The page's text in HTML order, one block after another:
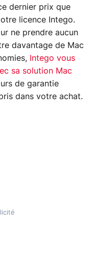
dernier prix que
licence Intego.
ne prendre aucun
davantage de Mac
Intego vous
sa solution Mac
de garantie
dans votre achat.